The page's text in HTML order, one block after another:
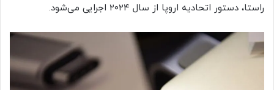
راستا، دستور اتحادیه اروپا از سال ۲۰۲۴ اجرایی می‌شود.